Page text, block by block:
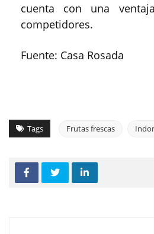
cuenta con una
competidores.
Fuente: Casa Rosada
Tags Frutas frescas